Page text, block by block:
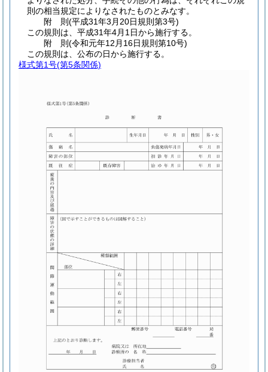
則の相当規定によりなされたものとみなす。
附 則(平成31年3月20日規則第3号)
この規則は、平成31年4月1日から施行する。
附 則(令和元年12月16日規則第10号)
この規則は、公布の日から施行する。
様式第1号(第5条関係)